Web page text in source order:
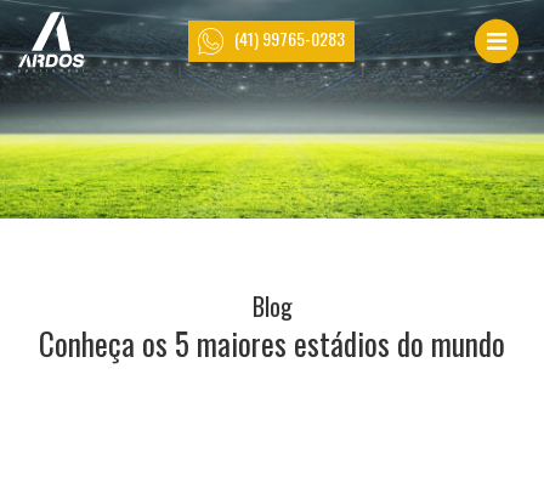
(41) 99765-0283
Blog
Conheça os 5 maiores estádios do mundo